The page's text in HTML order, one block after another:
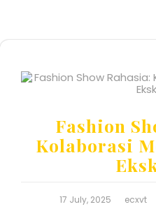
Fashion
Kolaborasi
17 July, 2025 ecxvt